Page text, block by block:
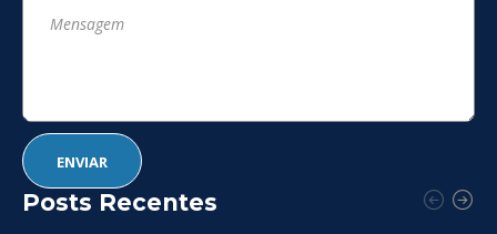
Posts Recentes